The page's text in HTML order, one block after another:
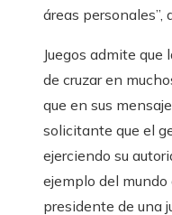
áreas personales”,
Juegos admite
de cruzar en
que en sus
solicitante que el
ejerciendo su
ejemplo del mundo
presidente de una